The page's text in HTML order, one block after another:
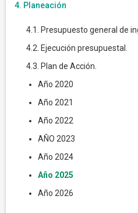
4. Planeación
4.1. Presupuesto general de
4.2. Ejecución presupuestal.
4.3. Plan de Acción.
Año 2020
Año 2021
Año 2022
AÑO 2023
Año 2024
Año 2025
Año 2026